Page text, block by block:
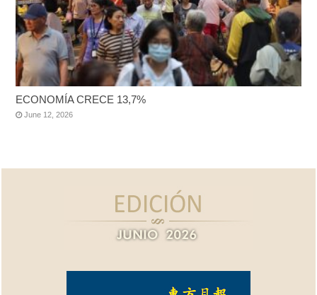
ECONOMÍA CRECE 13,7%
June 12, 2026